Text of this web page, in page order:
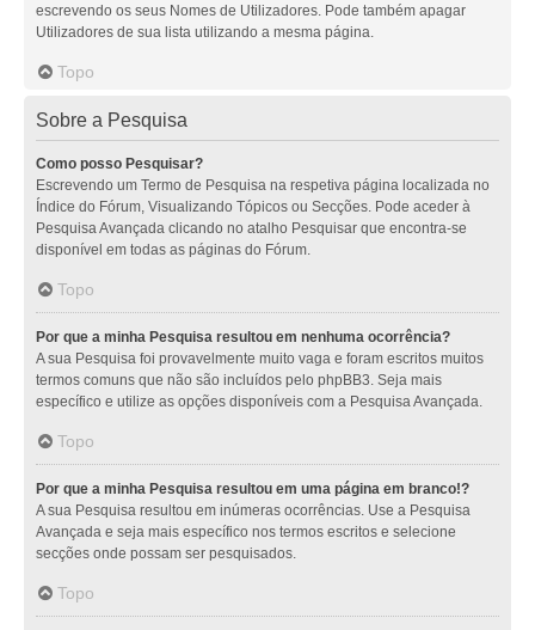
escrevendo os seus Nomes de Utilizadores. Pode também apagar
Utilizadores de sua lista utilizando a mesma página.
Topo
Sobre a Pesquisa
Como posso Pesquisar?
Escrevendo um Termo de Pesquisa na respetiva página localizada no
Índice do Fórum, Visualizando Tópicos ou Secções. Pode aceder à
Pesquisa Avançada clicando no atalho Pesquisar que encontra-se
disponível em todas as páginas do Fórum.
Topo
Por que a minha Pesquisa resultou em nenhuma ocorrência?
A sua Pesquisa foi provavelmente muito vaga e foram escritos muitos
termos comuns que não são incluídos pelo phpBB3. Seja mais
específico e utilize as opções disponíveis com a Pesquisa Avançada.
Topo
Por que a minha Pesquisa resultou em uma página em branco!?
A sua Pesquisa resultou em inúmeras ocorrências. Use a Pesquisa
Avançada e seja mais específico nos termos escritos e selecione
secções onde possam ser pesquisados.
Topo